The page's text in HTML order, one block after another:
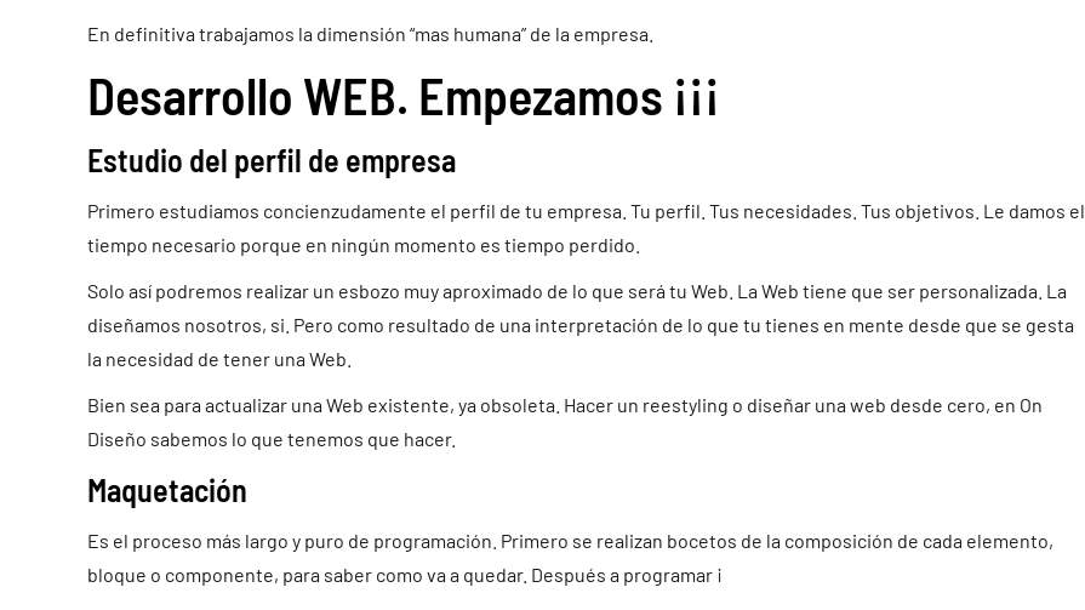
En definitiva trabajamos la dimensión “mas humana” de la empresa.
Desarrollo WEB. Empezamos ¡¡¡
Estudio del perfil de empresa
Primero estudiamos concienzudamente el perfil de tu empresa. Tu perfil. Tus necesidades. Tus objetivos. Le damos el
tiempo necesario porque en ningún momento es tiempo perdido.
Solo así podremos realizar un esbozo muy aproximado de lo que será tu Web. La Web tiene que ser personalizada. La
diseñamos nosotros, si. Pero como resultado de una interpretación de lo que tu tienes en mente desde que se gesta
la necesidad de tener una Web.
Bien sea para actualizar una Web existente, ya obsoleta. Hacer un reestyling o diseñar una web desde cero, en On
Diseño sabemos lo que tenemos que hacer.
Maquetación
Es el proceso más largo y puro de programación. Primero se realizan bocetos de la composición de cada elemento,
bloque o componente, para saber como va a quedar. Después a programar ¡